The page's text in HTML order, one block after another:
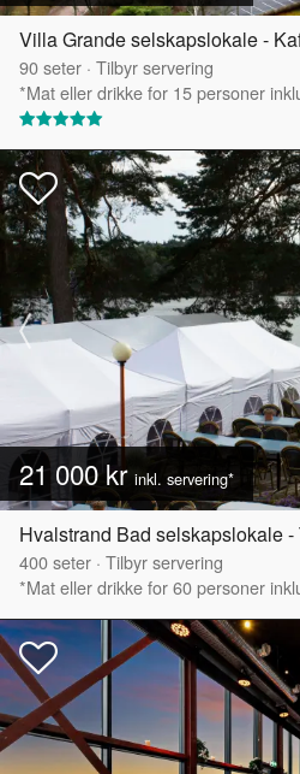
Villa Grande selskapslokale -
90seter · Tilbyr servering
*Mat eller drikke for 15 personer
21 000 kr inkl. servering*
Hvalstrand Bad selskapslokale
400seter · Tilbyr servering
*Mat eller drikke for 60 personer